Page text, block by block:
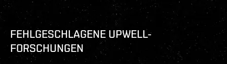
FEHLGESCHLAGENE UPWELL-
FORSCHUNGEN